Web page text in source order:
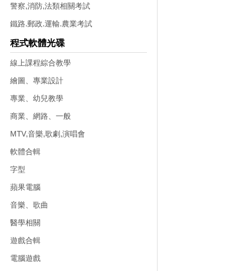
警察,消防,法類相關考試
鐵路.郵政.運輸.農業考試
程式軟體光碟
線上課程綜合教學
繪圖、專業設計
專業、幼兒教學
商業、網路、一般
MTV,音樂,歌劇,演唱會
軟體合輯
字型
蘋果電腦
音樂、歌曲
醫學相關
遊戲合輯
電腦遊戲